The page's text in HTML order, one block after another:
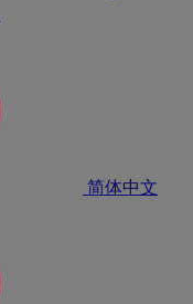
简体中文